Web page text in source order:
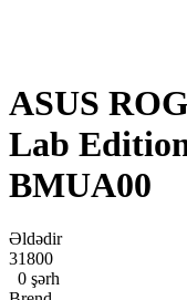
ASUS
Lab
BMUA00
Əldədir
31800
0 şərh